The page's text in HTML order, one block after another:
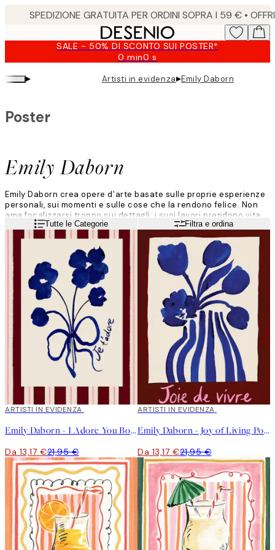
SALE - 50% DI SCONTO SUI POSTER*
0 min0 s
Valido
fino
a:
▸ Artisti in evidenza▸Emily Daborn
Emily Daborn
Poster
Emily Daborn crea opere d'arte basate sulle proprie esperienze
personali, sui momenti e sulle cose che la rendono felice. Non
ama focalizzarsi troppo sui dettagli: i suoi lavori prendono vita
da semplici scarabocchi in un quaderno per poi trasformarsi
velocemente in pittura su Stampe su tela. Preferisce creare in
abbondanza, accogliere gli errori, per poi curare ed affinare
tutto successivamente.
Leggi di piùTutte le Categorie Filtra e ordina
40%*
ARTISTI IN EVIDENZA
Emily Daborn - I Adore You Bouquet Poster
Da 13,17 €21,95 €
40%*
ARTISTI IN EVIDENZA
Emily Daborn - Joy of Living Poster
Da 13,17 €21,95 €